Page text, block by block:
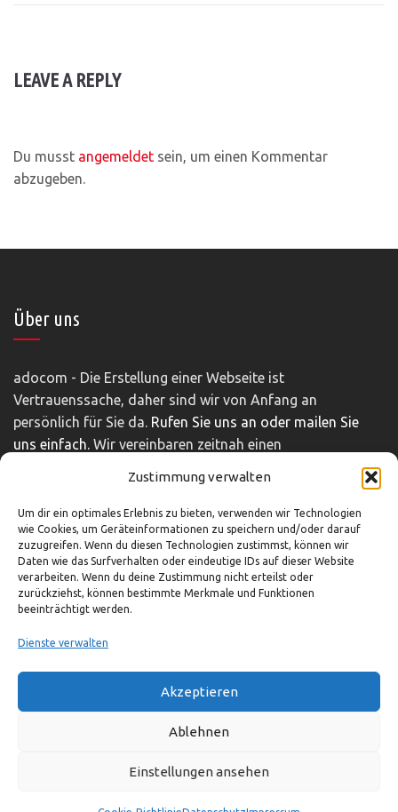
Zustimmung verwalten
Um dir ein optimales Erlebnis zu bieten, verwenden wir Technologien
wie Cookies, um Geräteinformationen zu speichern und/oder darauf
zuzugreifen. Wenn du diesen Technologien zustimmst, können wir
Daten wie das Surfverhalten oder eindeutige IDs auf dieser Website
verarbeiten. Wenn du deine Zustimmung nicht erteilst oder
zurückziehst, können bestimmte Merkmale und Funktionen
beeinträchtigt werden.
Dienste verwalten
Akzeptieren
Ablehnen
Einstellungen ansehen
LEAVE A REPLY
Du musst angemeldet sein, um einen Kommentar
abzugeben.
Über uns
adocom - Die Erstellung einer Webseite ist
Vertrauenssache, daher sind wir von Anfang an
persönlich für Sie da. Rufen Sie uns an oder mailen Sie
uns einfach. Wir vereinbaren zeitnah einen
Impressum|Disclaimer |Datenschutz
So können Sie uns erreichen